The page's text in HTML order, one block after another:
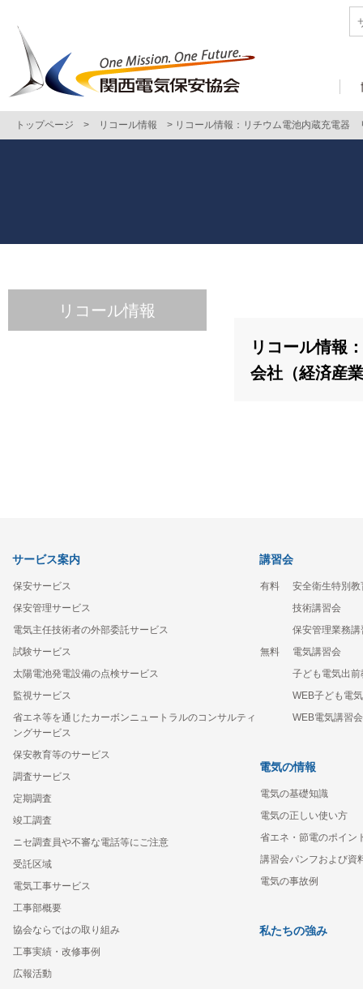
トップページ > リコール情報 > リコール情報：リチウム電池内蔵充電器
リコール情報
会社（経済産
リコール情報
サービス案内
保安サービス
保安管理サービス
電気主任技術者の外部委託サービス
試験サービス
太陽電池発電設備の点検サービス
監視サービス
省エネ等を通じたカーボンニュートラルのコンサルティ
ングサービス
保安教育等のサービス
調査サービス
定期調査
竣工調査
ニセ調査員や不審な電話等にご注意
受託区域
電気工事サービス
工事部概要
協会ならではの取り組み
工事実績・改修事例
広報活動
講習会
有料
安全衛生特別教
技術講習会
保安管理業務
無料
電気講習会
子ども電気出前
WEB子ども電
WEB電気講習
電気の情報
電気の基礎知識
電気の正しい使い方
省エネ・節電のポイン
講習会パンフおよび資
電気の事故例
私たちの強み